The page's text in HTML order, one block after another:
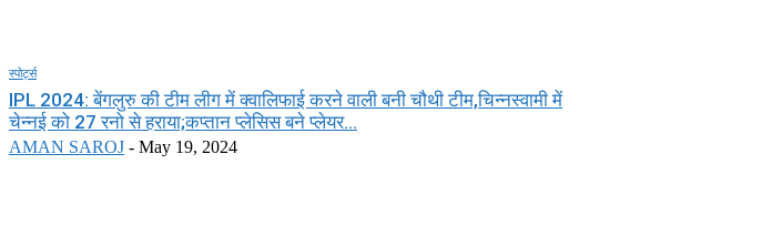
स्पोर्ट्स
IPL 2024: बेंगलुरु की टीम लीग में क्वालिफाई करने वाली बनी चौथी टीम,चिन्नस्वामी में
चेन्नई को 27 रनो से हराया;कप्तान प्लेसिस बने प्लेयर...
AMAN SAROJ - May 19, 2024